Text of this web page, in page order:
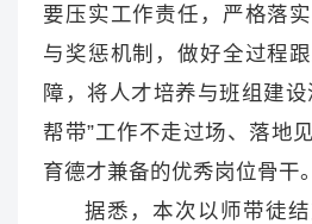
要压实工作责任，严格落
与奖惩机制，做好全过程
障，将人才培养与班组建
帮带”工作不走过场、落地
育德才兼备的优秀岗位骨干。
据悉，本次以师带徒